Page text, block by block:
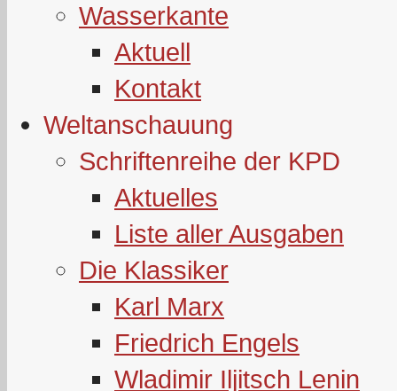
Wasserkante
Aktuell
Kontakt
Weltanschauung
Schriftenreihe der KPD
Aktuelles
Liste aller Ausgaben
Die Klassiker
Karl Marx
Friedrich Engels
Wladimir Iljitsch Lenin